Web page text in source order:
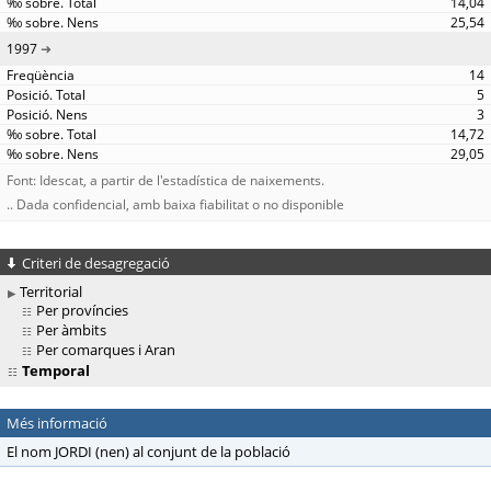
25,54
1997
14
5
3
14,72
29,05
Font: Idescat, a partir de l'estadística de naixements.
.. Dada confidencial, amb baixa fiabilitat o no disponible
Criteri de desagregació
Territorial
Per províncies
Per àmbits
Per comarques i Aran
Temporal
Més informació
El nom JORDI (nen) al conjunt de la població